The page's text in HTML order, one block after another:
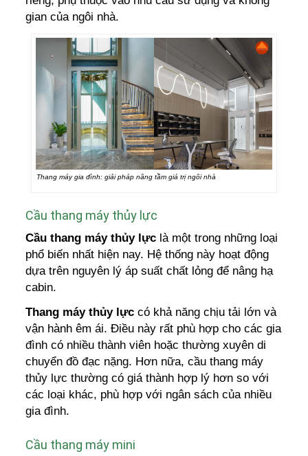
gian của ngôi nhà.
Thang máy gia đình: giải pháp nâng tầm giá trị ngôi nhà
Cầu thang máy thủy lực
Cầu thang máy thủy lực là một trong những loại
phổ biến nhất hiện nay. Hệ thống này hoạt động
dựa trên nguyên lý áp suất chất lỏng để nâng hạ
cabin.
Thang máy thủy lực có khả năng chịu tải lớn và
vận hành êm ái. Điều này rất phù hợp cho các gia
đình có nhiều thành viên hoặc thường xuyên di
chuyển đồ đạc nặng. Hơn nữa, cầu thang máy
thủy lực thường có giá thành hợp lý hơn so với
các loại khác, phù hợp với ngân sách của nhiều
gia đình.
Cầu thang máy mini